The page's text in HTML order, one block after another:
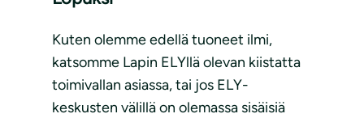
Kuten olemme edellä tuoneet ilmi,
katsomme Lapin ELYllä olevan kiistatta
toimivallan asiassa, tai jos ELY-
keskusten välillä on olemassa sisäisiä